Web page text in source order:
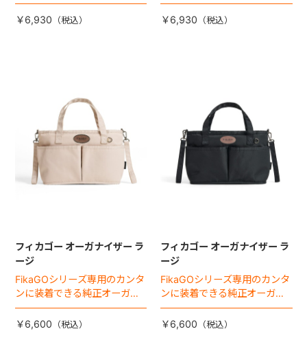
ナークッション登場。
￥6,930
ナークッション登場。
￥6,930
フィカゴー オーガナイザー ラ
ージ
FikaGOシリーズ専用のカンタ
ンに装着できる純正オーガナ
イザー。
￥6,600
フィカゴー オーガナイザー ラ
ージ
FikaGOシリーズ専用のカンタ
ンに装着できる純正オーガナ
イザー。
￥6,600